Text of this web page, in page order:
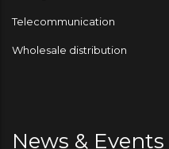
Telecommunication
Wholesale distribution
News & Events